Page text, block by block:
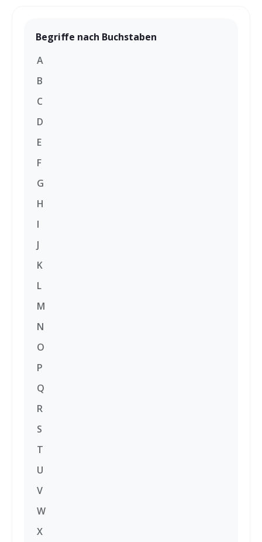
Begriffe nach Buchstaben
A
B
C
D
E
F
G
H
I
J
K
L
M
N
O
P
Q
R
S
T
U
V
W
X